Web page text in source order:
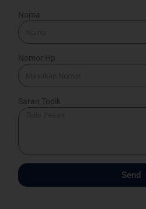
Nama
Nomor Hp
Saran Topik
Send